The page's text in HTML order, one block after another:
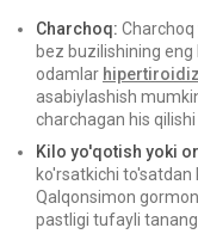
Charchoq:
bez buzilishining
odamlar
asabiylashish
charchagan his qilishi
Kilo yo'qotish yoki
ko'rsatkichi to'satdan
Qalqonsimon
pastligi tufayli